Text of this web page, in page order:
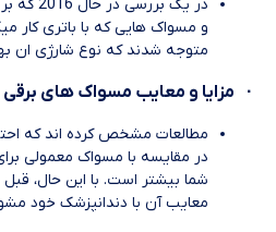
در یک
و مسواک هایی که با باتری کار
متوجه شدند که نوع شارژی ان
· مزایا و معایب مسواک های برقی
مطالعات مشخص کرده اند که
در مقایسه با مسواک معمولی
شما بیشتر است. با این حال، قبل
معایب آن با دندانپزشک خود